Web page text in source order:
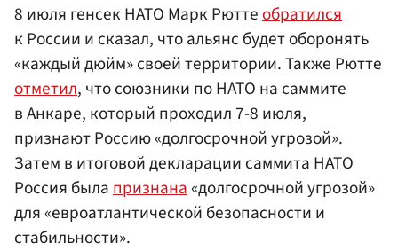
8 июля генсек НАТО Марк Рюттеобратился
к России и сказал, что альянс будет оборонять
«каждый дюйм» своей территории. Также Рютте
отметил, что союзники по НАТО на саммите
в Анкаре, который проходил 7-8 июля,
признают Россию «долгосрочной угрозой».
Затем в итоговой декларации саммита НАТО
Россия былапризнана«долгосрочной угрозой»
для «евроатлантической безопасности и
стабильности».